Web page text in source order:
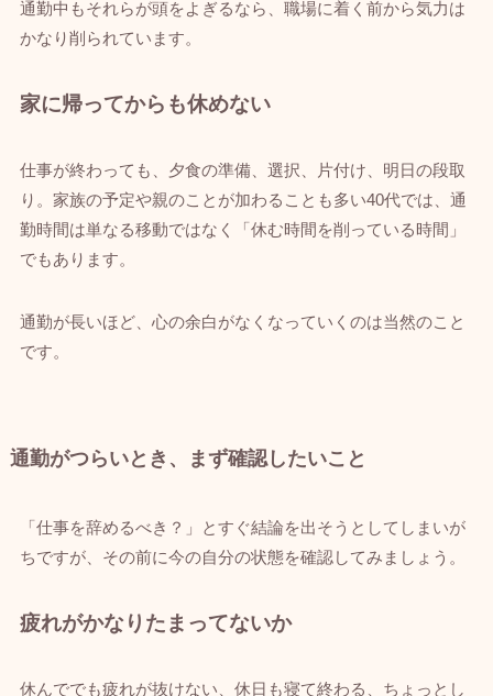
通勤中もそれらが頭をよぎるなら、職場に着く前から気力は
かなり削られています。
家に帰ってからも休めない
仕事が終わっても、夕食の準備、選択、片付け、明日の段取
り。家族の予定や親のことが加わることも多い40代では、通
勤時間は単なる移動ではなく「休む時間を削っている時間」
でもあります。
通勤が長いほど、心の余白がなくなっていくのは当然のこと
です。
通勤がつらいとき、まず確認したいこと
「仕事を辞めるべき？」とすぐ結論を出そうとしてしまいが
ちですが、その前に今の自分の状態を確認してみましょう。
疲れがかなりたまってないか
休んででも疲れが抜けない、休日も寝て終わる、ちょっとし